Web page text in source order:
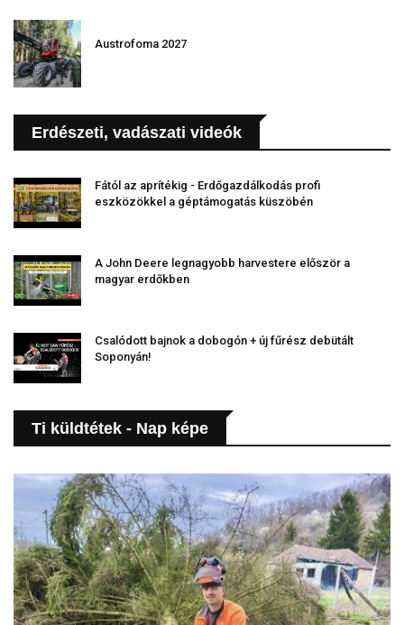
Austrofoma 2027
Erdészeti, vadászati videók
Fától az aprítékig - Erdőgazdálkodás profi
eszközökkel a géptámogatás küszöbén
A John Deere legnagyobb harvestere először a
magyar erdőkben
Csalódott bajnok a dobogón + új fűrész debütált
Soponyán!
Ti küldtétek - Nap képe